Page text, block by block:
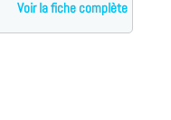
Voir la fiche complète